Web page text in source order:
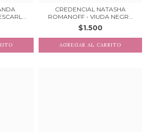
CREDENCIAL NATASHA
ROMANOFF - VIUDA NEGR...
$1.500